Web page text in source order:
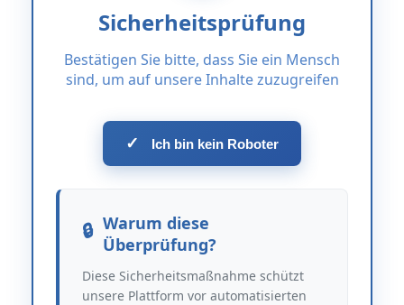
Sicherheitsprüfung
Bestätigen Sie bitte, dass Sie ein Mensch
sind, um auf unsere Inhalte zuzugreifen
✓ Ich bin kein Roboter
Warum diese
Überprüfung?
Diese Sicherheitsmaßnahme schützt
unsere Plattform vor automatisierten